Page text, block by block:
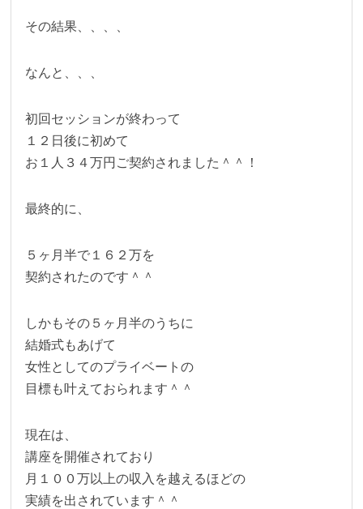
その結果、、、、
なんと、、、
初回セッションが終わって
１２日後に初めて
お１人３４万円ご契約されました＾＾！
最終的に、
５ヶ月半で１６２万を
契約されたのです＾＾
しかもその５ヶ月半のうちに
結婚式もあげて
女性としてのプライベートの
目標も叶えておられます＾＾
現在は、
講座を開催されており
月１００万以上の収入を越えるほどの
実績を出されています＾＾